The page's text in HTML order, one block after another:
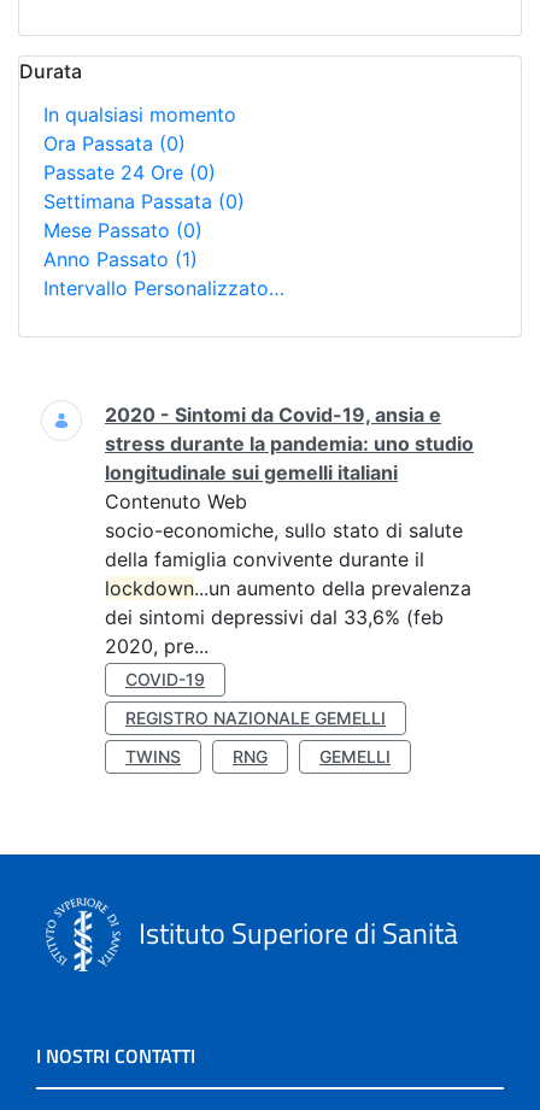
Durata
In qualsiasi momento
Ora Passata (0)
Passate 24 Ore (0)
Settimana Passata (0)
Mese Passato (0)
Anno Passato (1)
Intervallo Personalizzato…
Ricerca
2020 - Sintomi da Covid-19, ansia e
stress durante la pandemia: uno studio
longitudinale sui gemelli italiani
Contenuto Web
socio-economiche, sullo stato di salute
della famiglia convivente durante il
lockdown...un aumento della prevalenza
dei sintomi depressivi dal 33,6% (feb
2020, pre...
COVID-19
REGISTRO NAZIONALE GEMELLI
TWINS
RNG GEMELLI
Istituto Superiore di Sanità
I NOSTRI CONTATTI